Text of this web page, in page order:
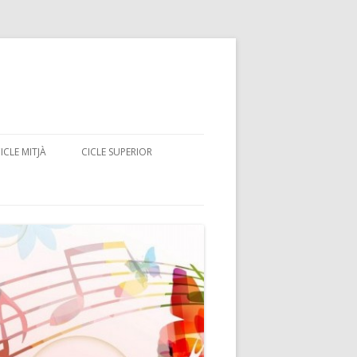
MITJÀ CICLE SUPERIOR